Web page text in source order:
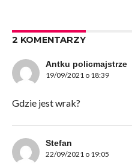
2 KOMENTARZY
Antku policmajstrze
19/09/2021 o 18:39
Gdzie jest wrak?
Stefan
22/09/2021 o 19:05